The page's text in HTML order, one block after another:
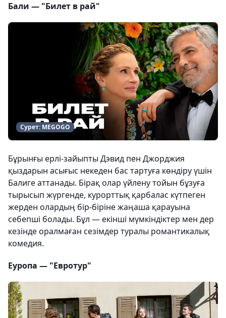
Бали — "Билет в рай"
Сурет: MEGOGO
Бұрынғы ерлі-зайыпты Дэвид пен Джорджия
қыздарын асығыс некеден бас тартуға көндіру үшін
Балиге аттанады. Бірақ олар үйлену тойын бұзуға
тырысып жүргенде, курорттық қарбалас күтпеген
жерден олардың бір-біріне жаңаша қарауына
себепші болады. Бұл — екінші мүмкіндіктер мен дер
кезінде оралмаған сезімдер туралы романтикалық
комедия.
Еуропа — "Евротур"